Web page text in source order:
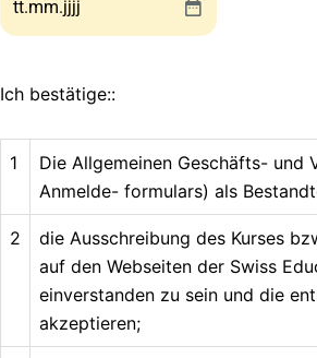
Ich bestätige::
1
Die Allgemeinen Geschäfts- und
Anmelde- formulars) als
2
die Ausschreibung des Kurses
auf den Webseiten der Swiss
einverstanden zu sein und die
akzeptieren;